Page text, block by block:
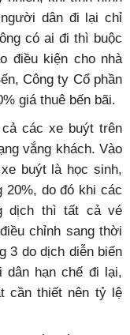
dân đi lại chỉ
có ai đi thì buộc
điều kiện cho nhà
Công ty Cổ phần
giá thuê bến bãi.
các xe buýt trên
vắng khách. Vào
buýt là học sinh,
20%, do đó khi các
dịch thì tất cả vé
chỉnh sang thời
3 do dịch diễn biến
dân hạn chế đi lại,
cần thiết nên tỷ lệ